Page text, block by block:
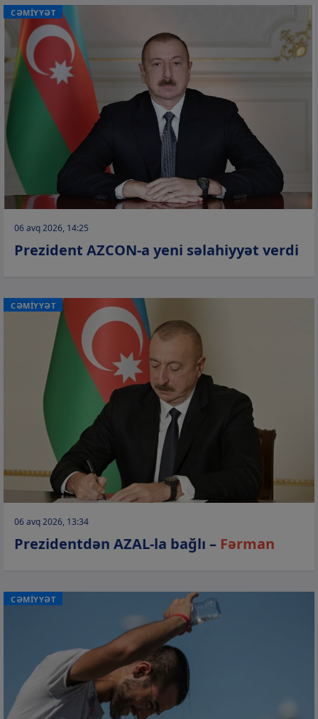
CƏMİYYƏT
06 avq 2026, 14:25
Prezident AZCON-a yeni səlahiyyət verdi
CƏMİYYƏT
06 avq 2026, 13:34
Prezidentdən AZAL-la bağlı – Fərman
CƏMİYYƏT